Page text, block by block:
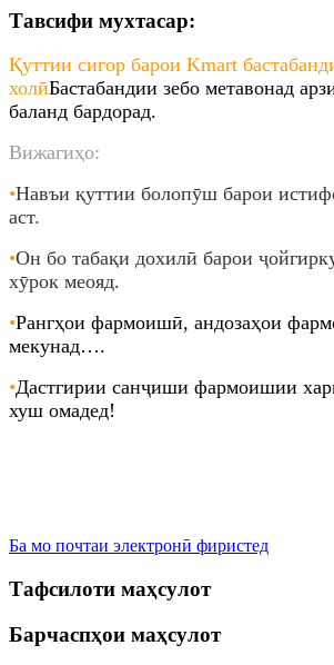
Тавсифи мухтасар:
Қуттии сигор барои Kmart
холӣБастабандии зебо метавонад
баланд бардорад.
Вижагиҳо:
•Навъи қуттии болопӯш барои
аст.
•Он бо табақи дохилӣ барои
хӯрок меояд.
•Рангҳои фармоишӣ, андозаҳои
мекунад….
•Дастгирии санҷиши фармоишии
хуш омадед!
Ба мо почтаи электронӣ фиристед
Тафсилоти маҳсулот
Барчаспҳои маҳсулот